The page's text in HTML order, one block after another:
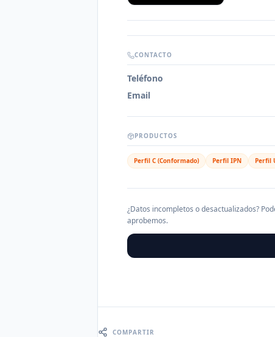
CONTACTO
Teléfono
Email
PRODUCTOS
Perfil C (Conformado) Perfil IPN Perfil
¿Datos incompletos o desactualizados?
aprobemos.
COMPARTIR